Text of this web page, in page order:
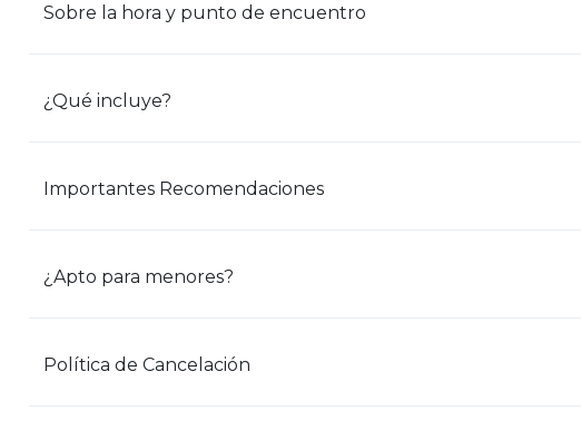
Sobre la hora y punto de encuentro
¿Qué incluye?
Importantes Recomendaciones
¿Apto para menores?
Política de Cancelación